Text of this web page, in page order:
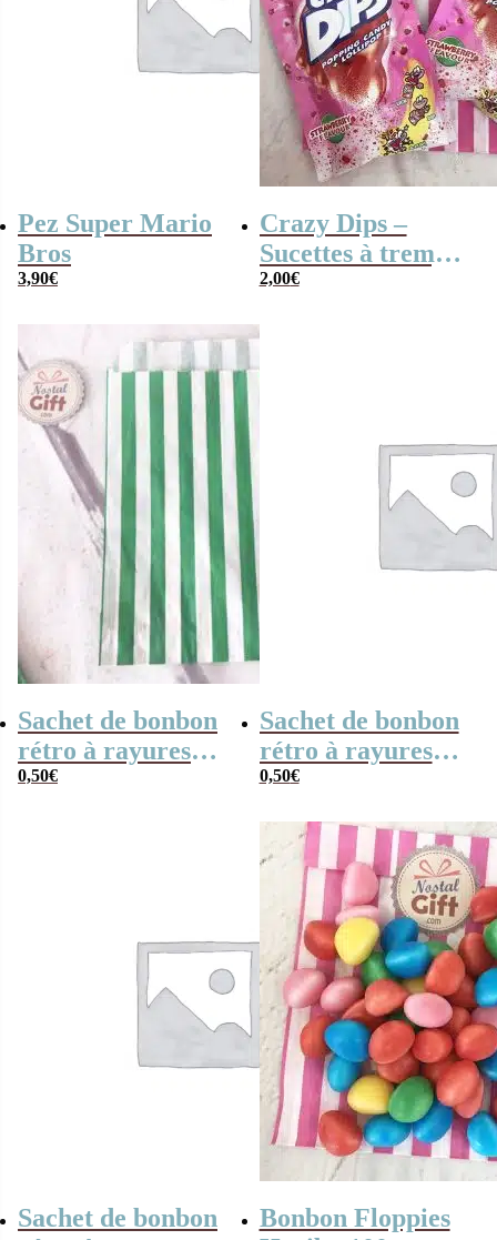
Pez Super Mario
Bros
3,90€
Crazy Dips –
Sucettes à tremper
à la goût fraise x2
2,00€
Sachet de bonbon
rétro à rayures
vertes et blanches
0,50€
Sachet de bonbon
rétro à rayures
noires et blanches
0,50€
Sachet de bonbon
Bonbon Floppies